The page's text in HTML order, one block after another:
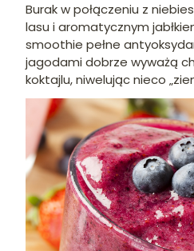
Burak w połączeniu z
lasu i aromatycznym
smoothie pełne
jagodami dobrze wyważą
koktajlu, niwelując nieco